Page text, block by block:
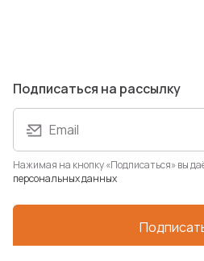
Подписаться на рассылку
Email
Нажимая на кнопку «Подписаться» вы
персональных данных